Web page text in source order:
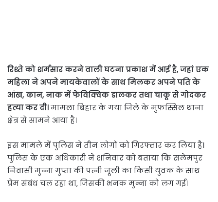
रिश्ते को शर्मसार करने वाली घटना प्रकाश में आई है, जहां एक
महिला ने अपने मायकेवालों के साथ मिलकर अपने पति के
आंख, कान, नाक में फेविक्विक डालकर तथा चाकू से गोदकर
हत्या कर दी।मामला बिहार के गया जिले के मुफस्सिल थाना
क्षेत्र से सामने आया है।
इस मामले में पुलिस ने तीन लोगों को गिरफ्तार कर लिया है।
पुलिस के एक अधिकारी ने शनिवार को बताया कि सलेमपुर
निवासी मुन्ना गुप्ता की पत्नी जूली का किसी युवक के साथ
प्रेम संबंध चल रहा था, जिसकी भनक मुन्ना को लग गई।